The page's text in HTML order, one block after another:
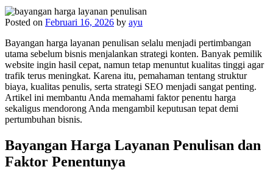
Posted on Februari 16, 2026 by ayu
Bayangan harga layanan penulisan selalu menjadi pertimbangan
utama sebelum bisnis menjalankan strategi konten. Banyak pemilik
website ingin hasil cepat, namun tetap menuntut kualitas tinggi agar
trafik terus meningkat. Karena itu, pemahaman tentang struktur
biaya, kualitas penulis, serta strategi SEO menjadi sangat penting.
Artikel ini membantu Anda memahami faktor penentu harga
sekaligus mendorong Anda mengambil keputusan tepat demi
pertumbuhan bisnis.
Bayangan Harga Layanan Penulisan dan
Faktor Penentunya